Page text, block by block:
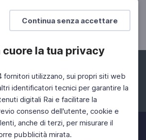
Continua senza accettare
cuore la tua privacy
fornitori utilizzano, sui propri siti web
identificatori tecnici per garantire la
digitali Rai e facilitare la
consenso dell'utente, cookie e
anche di terzi, per misurare il
pubblicità mirata.
Instagram Twitter